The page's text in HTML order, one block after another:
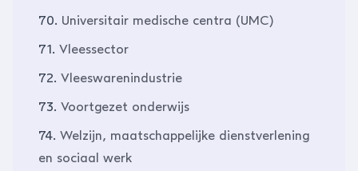
70. Universitair medische centra (UMC)
71. Vleessector
72. Vleeswarenindustrie
73. Voortgezet onderwijs
74. Welzijn, maatschappelijke dienstverlening
en sociaal werk